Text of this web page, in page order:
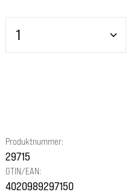
Produkt Anzahl: Gib
Produktnummer:
29715
GTIN/EAN:
4020989297150